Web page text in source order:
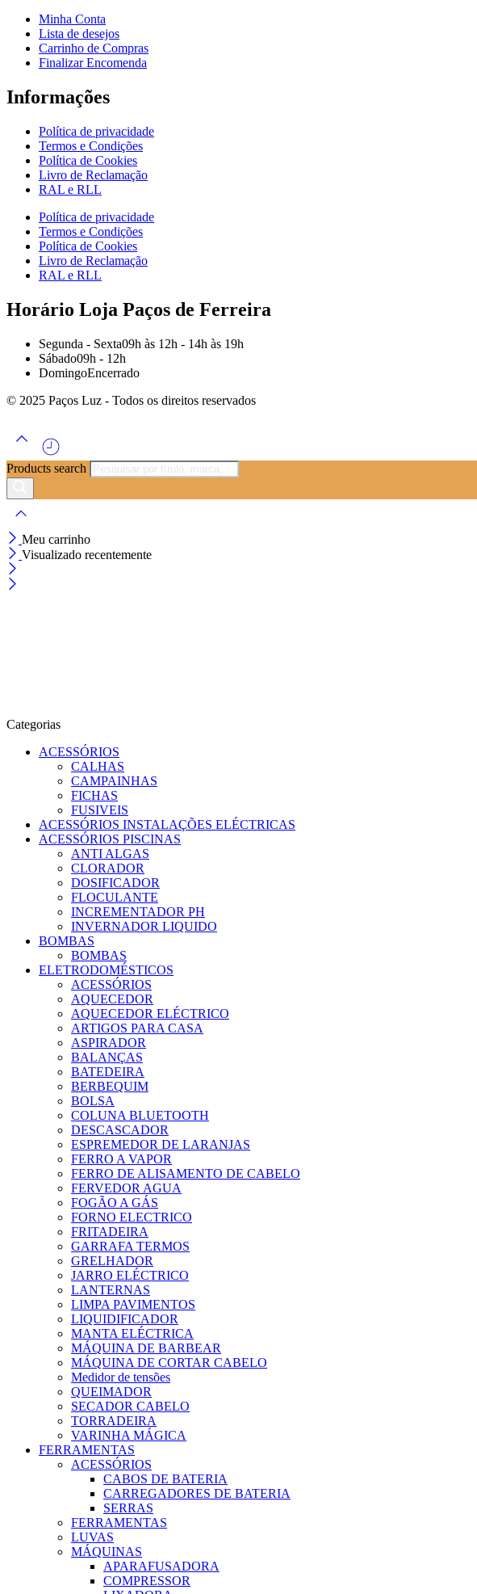
Minha Conta
Lista de desejos
Carrinho de Compras
Finalizar Encomenda
Informações
Política de privacidade
Termos e Condições
Política de Cookies
Livro de Reclamação
RAL e RLL
Política de privacidade
Termos e Condições
Política de Cookies
Livro de Reclamação
RAL e RLL
Horário Loja Paços de Ferreira
Segunda - Sexta09h às 12h - 14h às 19h
Sábado09h - 12h
DomingoEncerrado
© 2025 Paços Luz - Todos os direitos reservados
Products search
Meu carrinho
Visualizado recentemente
Categorias
ACESSÓRIOS
CALHAS
CAMPAINHAS
FICHAS
FUSIVEIS
ACESSÓRIOS INSTALAÇÕES ELÉCTRICAS
ACESSÓRIOS PISCINAS
ANTI ALGAS
CLORADOR
DOSIFICADOR
FLOCULANTE
INCREMENTADOR PH
INVERNADOR LIQUIDO
BOMBAS
BOMBAS
ELETRODOMÉSTICOS
ACESSÓRIOS
AQUECEDOR
AQUECEDOR ELÉCTRICO
ARTIGOS PARA CASA
ASPIRADOR
BALANÇAS
BATEDEIRA
BERBEQUIM
BOLSA
COLUNA BLUETOOTH
DESCASCADOR
ESPREMEDOR DE LARANJAS
FERRO A VAPOR
FERRO DE ALISAMENTO DE CABELO
FERVEDOR AGUA
FOGÃO A GÁS
FORNO ELECTRICO
FRITADEIRA
GARRAFA TERMOS
GRELHADOR
JARRO ELÉCTRICO
LANTERNAS
LIMPA PAVIMENTOS
LIQUIDIFICADOR
MANTA ELÉCTRICA
MÁQUINA DE BARBEAR
MÁQUINA DE CORTAR CABELO
Medidor de tensões
QUEIMADOR
SECADOR CABELO
TORRADEIRA
VARINHA MÁGICA
FERRAMENTAS
ACESSÓRIOS
CABOS DE BATERIA
CARREGADORES DE BATERIA
SERRAS
FERRAMENTAS
LUVAS
MÁQUINAS
APARAFUSADORA
COMPRESSOR